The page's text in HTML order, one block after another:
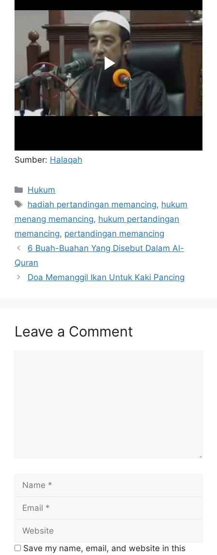
Sumber: Halaqah
Categories
Hukum
Tags
hadiah pertandingan memancing, hukum
menang memancing, hukum pertandingan
memancing, pertandingan memancing
6 Buah-Buahan Yang Disebut Dalam Al-
Quran
Doa Memanggil Ikan Untuk Kaki Pancing
Leave a Comment
Name
Email
Website
Save my name, email, and website in this